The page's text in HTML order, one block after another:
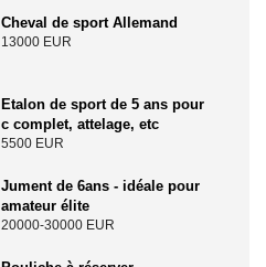
Cheval de sport Allemand
13000 EUR
Etalon de sport de 5 ans pour
c complet, attelage, etc
5500 EUR
Jument de 6ans - idéale pour
amateur élite
20000-30000 EUR